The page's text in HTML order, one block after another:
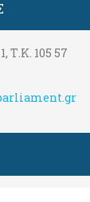
Τ.Κ. 105 57